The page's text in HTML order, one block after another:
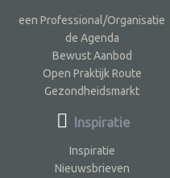
een Professional/Organisatie
de Agenda
Bewust Aanbod
Open Praktijk Route
Gezondheidsmarkt
Inspiratie
Inspiratie
Nieuwsbrieven